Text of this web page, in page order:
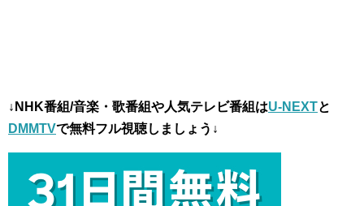
↓NHK番組/音楽・歌番組や人気テレビ番組はU-NEXTと
DMMTVで無料フル視聴しましょう↓